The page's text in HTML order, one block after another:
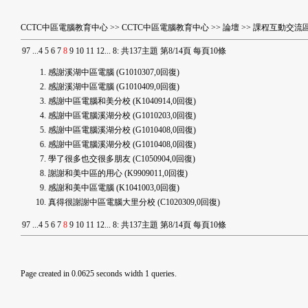
CCTC中區電腦教育中心 >> CCTC中區電腦教育中心 >> 論壇 >> 課程互動交流
97 ...4 5 6 7 8 9 10 11 12... 8: 共137主題 第8/14頁 每頁10條
感謝溪湖中區電腦 (G1010307,0回復)
感謝溪湖中區電腦 (G1010409,0回復)
感謝中區電腦和美分校 (K1040914,0回復)
感謝中區電腦溪湖分校 (G1010203,0回復)
感謝中區電腦溪湖分校 (G1010408,0回復)
感謝中區電腦溪湖分校 (G1010408,0回復)
學了很多也交很多朋友 (C1050904,0回復)
謝謝和美中區的用心 (K9909011,0回復)
感謝和美中區電腦 (K1041003,0回復)
真得很謝謝中區電腦大里分校 (C1020309,0回復)
97 ...4 5 6 7 8 9 10 11 12... 8: 共137主題 第8/14頁 每頁10條
Page created in 0.0625 seconds width 1 queries.